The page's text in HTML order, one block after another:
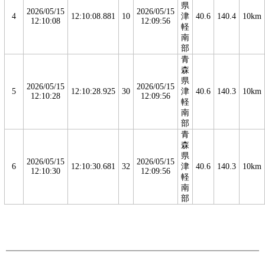
4
2026/05/15
12:10:08
12:10:08.881 10
2026/05/15
12:09:56
県
津
軽
南
部
40.6 140.4 10km
5
2026/05/15
12:10:28
12:10:28.925 30
2026/05/15
12:09:56
青
森
県
津
軽
南
部
40.6 140.3 10km
6
2026/05/15
12:10:30
12:10:30.681 32
2026/05/15
12:09:56
青
森
県
津
軽
南
部
40.6 140.3 10km